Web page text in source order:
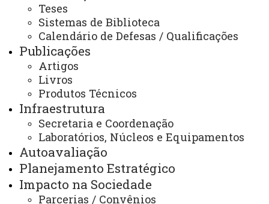
Teses
Sistemas de Biblioteca
Calendário de Defesas / Qualificações
Publicações
Artigos
Livros
Produtos Técnicos
Infraestrutura
Secretaria e Coordenação
Laboratórios, Núcleos e Equipamentos
Autoavaliação
Planejamento Estratégico
Impacto na Sociedade
Parcerias / Convênios
Bibliotecas
Identidade Visual
Mapa do Site
Ouvidoria
Portal Office 365
Sistemas
Telefones
Webmail